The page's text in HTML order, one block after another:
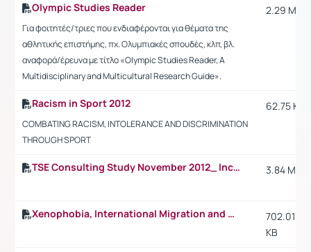
Olympic Studies Reader
Για φοιτητές/τριες που ενδιαφέρονται για θέματα της
αθλητικής επιστήμης, πχ. Ολυμπιακές σπουδές, κλπ, βλ.
αναφορά/έρευνα με τίτλο «Olympic Studies Reader, A
Multidisciplinary and Multicultural Research Guide».
2.29 MB
Racism in Sport 2012
COMBATING RACISM, INTOLERANCE AND DISCRIMINATION
THROUGH SPORT
62.75 KB
TSE Consulting Study November 2012_ Increasing sport participation in major cities.pdf 3.84 MB
Xenophobia, International Migration and Human Development
702.01
KB